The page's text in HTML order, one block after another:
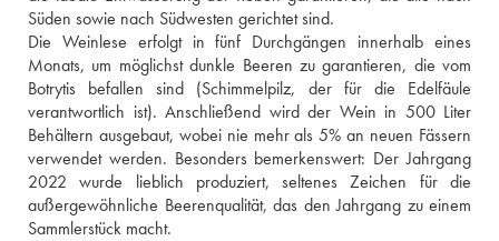
Süden sowie nach Südwesten gerichtet sind.
Die Weinlese erfolgt in fünf Durchgängen innerhalb eines
Monats, um möglichst dunkle Beeren zu garantieren, die vom
Botrytis befallen sind (Schimmelpilz, der für die Edelfäule
verantwortlich ist). Anschließend wird der Wein in 500 Liter
Behältern ausgebaut, wobei nie mehr als 5% an neuen Fässern
verwendet werden. Besonders bemerkenswert: Der Jahrgang
2022 wurde lieblich produziert, seltenes Zeichen für die
außergewöhnliche Beerenqualität, das den Jahrgang zu einem
Sammlerstück macht.